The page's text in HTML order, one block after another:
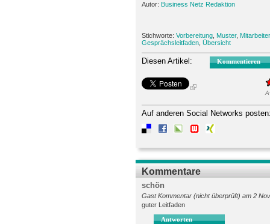
Autor: Business Netz Redaktion
Stichworte: Vorbereitung Muster, Mitarbeiter
Gesprächsleitfaden Übersicht
Diesen Artikel: Kommentieren
Auf anderen Social Networks
Kommentare
schön
Gast Kommentar (nicht überprüft) am 2
guter Leitfaden
Antworten